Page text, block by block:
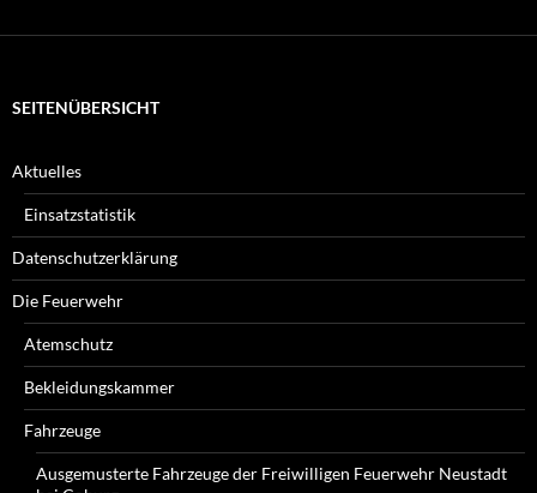
SEITENÜBERSICHT
Aktuelles
Einsatzstatistik
Datenschutzerklärung
Die Feuerwehr
Atemschutz
Bekleidungskammer
Fahrzeuge
Ausgemusterte Fahrzeuge der Freiwilligen Feuerwehr Neustadt